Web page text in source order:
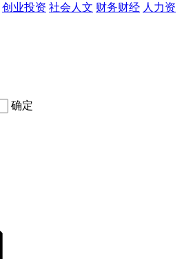
创业投资 社会人文 财务财经 人力资
确定